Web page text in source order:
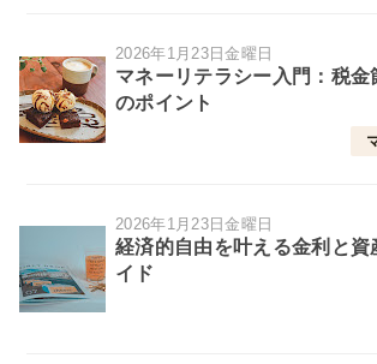
2026年1月23日金曜日
マネーリテラシー入門：税金
のポイント
2026年1月23日金曜日
経済的自由を叶える金利と資
イド